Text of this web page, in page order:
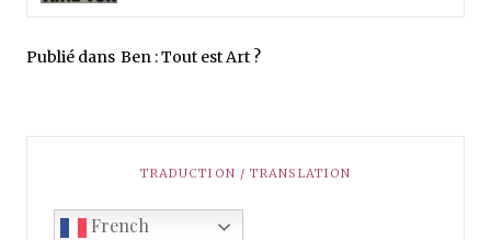
Publié dans Ben : Tout est Art ?
TRADUCTION / TRANSLATION
French